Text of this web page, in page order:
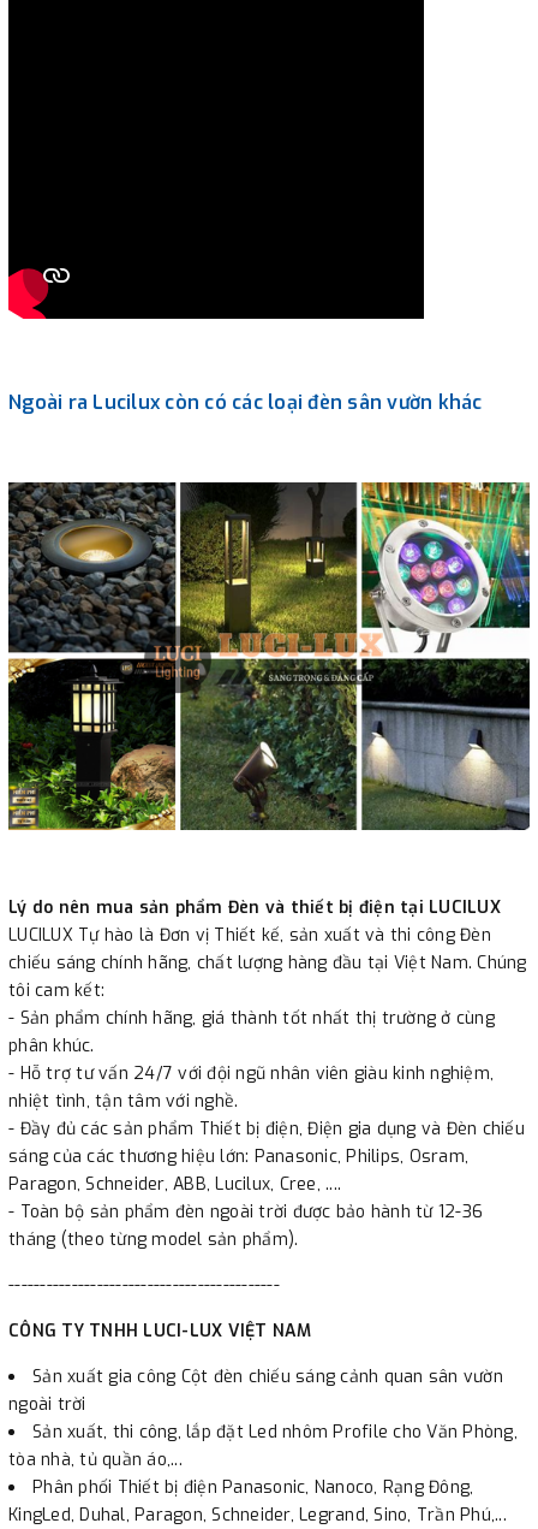
Ngoài ra Lucilux còn có các loại đèn sân vườn khác
Lý do nên mua sản phẩm Đèn và thiết bị điện tại LUCILUX
LUCILUX Tự hào là Đơn vị Thiết kế, sản xuất và thi công Đèn
chiếu sáng chính hãng, chất lượng hàng đầu tại Việt Nam. Chúng
tôi cam kết:
- Sản phẩm chính hãng, giá thành tốt nhất thị trường ở cùng
phân khúc.
- Hỗ trợ tư vấn 24/7 với đội ngũ nhân viên giàu kinh nghiệm,
nhiệt tình, tận tâm với nghề.
- Đầy đủ các sản phẩm Thiết bị điện, Điện gia dụng và Đèn chiếu
sáng của các thương hiệu lớn: Panasonic, Philips, Osram,
Paragon, Schneider, ABB, Lucilux, Cree, ....
- Toàn bộ sản phẩm đèn ngoài trời được bảo hành từ 12-36
tháng (theo từng model sản phẩm).
-------------------------------------------
CÔNG TY TNHH LUCI-LUX VIỆT NAM
Sản xuất gia công Cột đèn chiếu sáng cảnh quan sân vườn
ngoài trời
Sản xuất, thi công, lắp đặt Led nhôm Profile cho Văn Phòng,
tòa nhà, tủ quần áo,...
Phân phối Thiết bị điện Panasonic, Nanoco, Rạng Đông,
KingLed, Duhal, Paragon, Schneider, Legrand, Sino, Trần Phú,...